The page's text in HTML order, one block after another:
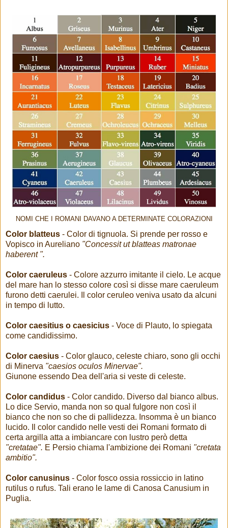
NOMI CHE I ROMANI DAVANO A DETERMINATE COLORAZIONI
Color blatteus - Color di tignuola. Si prende per rosso e
Vopisco in Aureliano "Concessit ut blatteas matronae
haberent ".
Color caeruleus - Colore azzurro imitante il cielo. Le acque
del mare han lo stesso colore così si disse mare caeruleum
furono detti caerulei. Il color ceruleo veniva usato da alcuni
in tempo di lutto.
Color caesitius o caesicius - Voce di Plauto, lo spiegata
come candidissimo.
Color caesius - Color glauco, celeste chiaro, sono gli occhi
di Minerva "caesios oculos Minervae".
Giunone essendo Dea dell'aria si veste di celeste.
Color candidus - Color candido. Diverso dal bianco albus.
Lo dice Servio, manda non so qual fulgore non così il
bianco che non so che di pallidezza. Insomma è un bianco
lucido. Il color candido nelle vesti dei Romani formato di
certa argilla atta a imbiancare con lustro però detta
"cretatae". E Persio chiama l'ambizione dei Romani "cretata
ambitio".
Color canusinus - Color fosco ossia rossiccio in latino
rutilus o rufus. Tali erano le lame di Canosa Canusium in
Puglia.